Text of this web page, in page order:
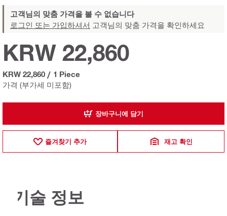
고객님의 맞춤 가격을 볼 수 없습니다
로그인 또는 가입하셔서 고객님의 맞춤 가격을 확인하세요
가격 (부가세 미포함)
KRW 22,860
KRW 22,860 / 1 Piece
장바구니에 담기
즐겨찾기 추가 재고 확인
기술 정보